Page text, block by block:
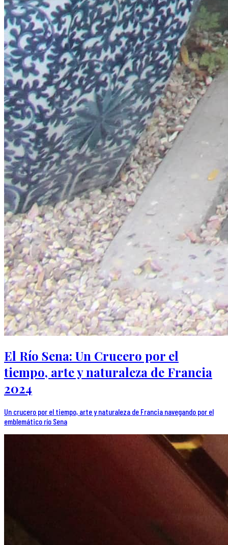
El Río Sena: Un Crucero por el
tiempo, arte y naturaleza de Francia
2024
Un crucero por el tiempo, arte y naturaleza de Francia navegando por el
emblemático río Sena